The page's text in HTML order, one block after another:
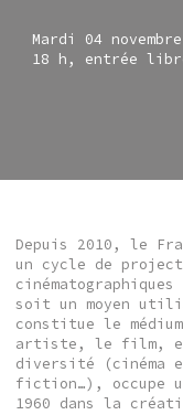
Mardi 04
18 h, entrée
Depuis 2010, le
un cycle de
soit un moyen
constitue le
artiste, le film,
diversité (cinéma
fiction…), occupe
1960 dans la